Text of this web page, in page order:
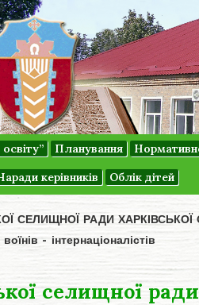
Планування
керівників Облік дітей
СЕЛИЩНОЇ РАДИ ХАРКІВСЬКОЇ
– інтернаціоналістів
селищної